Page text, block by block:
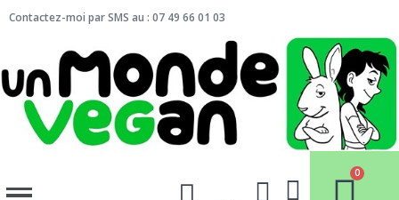
Contactez-moi par SMS au : 07 49 66 01 03